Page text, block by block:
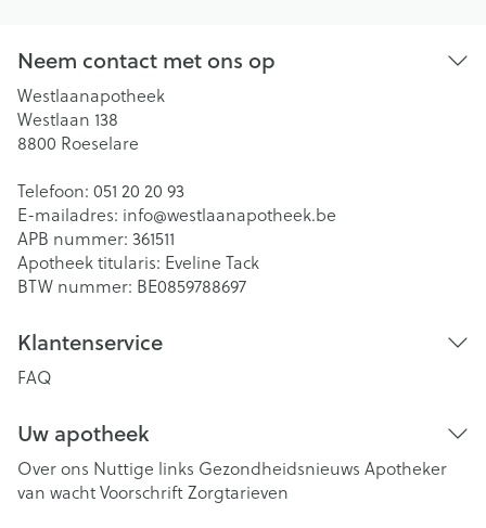
Neem contact met ons op
Westlaanapotheek
Westlaan 138
8800 Roeselare
Telefoon: 051 20 20 93
E-mailadres: info@westlaanapotheek.be
APB nummer: 361511
Apotheek titularis: Eveline Tack
BTW nummer: BE0859788697
Klantenservice
FAQ
Uw apotheek
Over ons Nuttige links Gezondheidsnieuws Apotheker
van wachtVoorschriftZorgtarieven